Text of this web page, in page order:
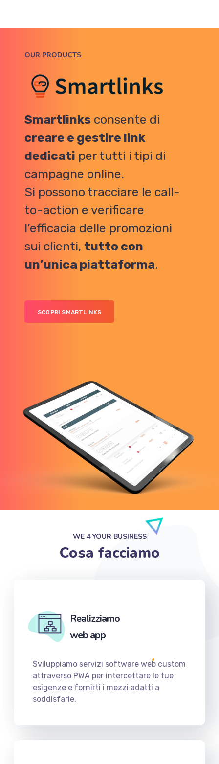
OUR PRODUCTS
Smartlinks consente di
creare e gestire link
dedicati per tutti i tipi di
campagne online.
Si possono tracciare le call-
to-action e verificare
l’efficacia delle promozioni
sui clienti, tutto con
un’unica piattaforma.
SCOPRI SMARTLINKS
WE 4 YOUR BUSINESS
Cosa facciamo
Realizziamo
web app
Sviluppiamo servizi software web custom
attraverso PWA per intercettare le tue
esigenze e fornirti i mezzi adatti a
soddisfarle.